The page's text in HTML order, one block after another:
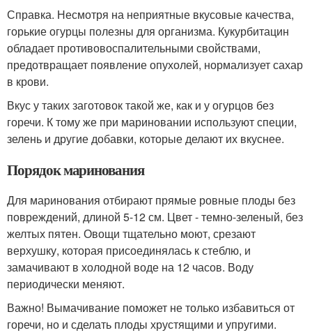
Справка. Несмотря на неприятные вкусовые качества,
горькие огурцы полезны для организма. Кукурбитацин
обладает противовоспалительными свойствами,
предотвращает появление опухолей, нормализует сахар
в крови.
Вкус у таких заготовок такой же, как и у огурцов без
горечи. К тому же при мариновании используют специи,
зелень и другие добавки, которые делают их вкуснее.
Порядок маринования
Для маринования отбирают прямые ровные плоды без
повреждений, длиной 5-12 см. Цвет - темно-зеленый, без
желтых пятен. Овощи тщательно моют, срезают
верхушку, которая присоединялась к стеблю, и
замачивают в холодной воде на 12 часов. Воду
периодически меняют.
Важно! Вымачивание поможет не только избавиться от
горечи, но и сделать плоды хрустящими и упругими.